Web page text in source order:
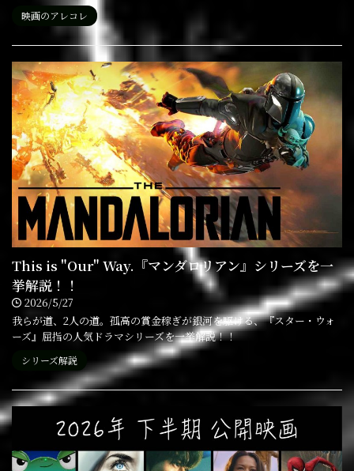
映画のアレコレ
This is "Our" Way.『マンダロリアン』シリーズを一
挙解説！！
2026/5/27
我らが道、2人の道。孤高の賞金稼ぎが銀河を駆ける、『スター・ウォ
ーズ』屈指の人気ドラマシリーズを一挙解説！！
シリーズ解説